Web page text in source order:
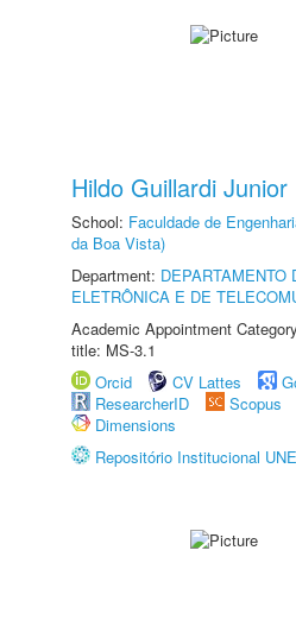
Hildo Guillardi Junior
School: Faculdade de
da Boa Vista)
Department: DEPARTAMENTO
ELETRÔNICA E DE
Academic Appointment
title: MS-3.1
Orcid
CV Lattes
ResearcherID
Scopus
Dimensions
Repositório Institucional